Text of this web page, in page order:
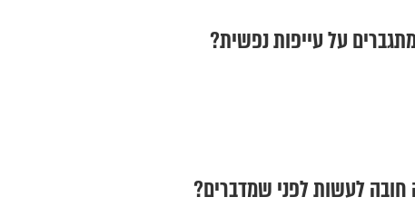
על עייפות נפשית?
לעשות לפני שמדברים?